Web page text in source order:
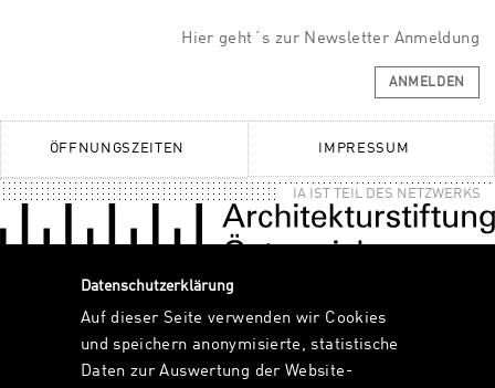
Hier geht´s zur Newsletter Anmeldung
ANMELDEN
ÖFFNUNGSZEITEN IMPRESSUM
IA IST TEIL DES NETZWERKS
Datenschutzerklärung
Auf dieser Seite verwenden wir Cookies
und speichern anonymisierte, statistische
Daten zur Auswertung der Website-